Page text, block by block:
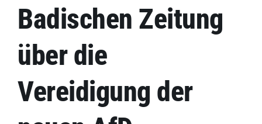
Badischen Zeitung
über die
Vereidigung der